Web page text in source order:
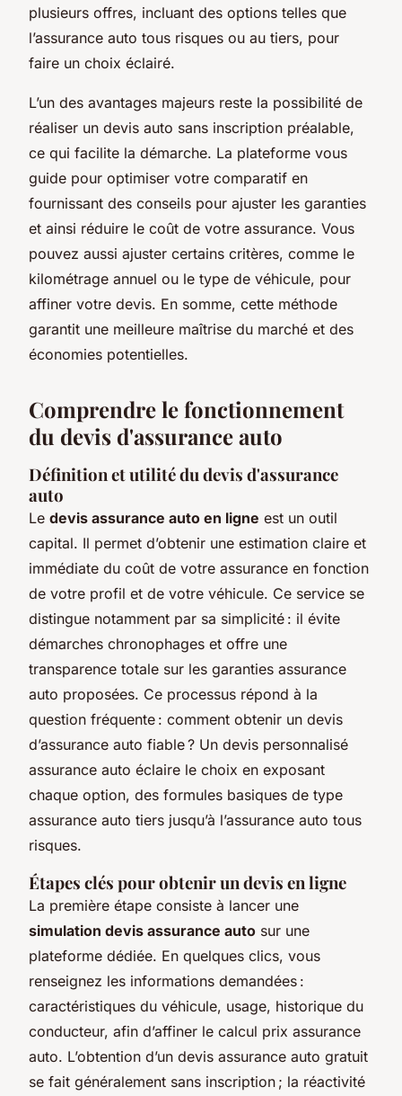
plusieurs offres, incluant des options telles que
l’assurance auto tous risques ou au tiers, pour
faire un choix éclairé.
L’un des avantages majeurs reste la possibilité de
réaliser un devis auto sans inscription préalable,
ce qui facilite la démarche. La plateforme vous
guide pour optimiser votre comparatif en
fournissant des conseils pour ajuster les garanties
et ainsi réduire le coût de votre assurance. Vous
pouvez aussi ajuster certains critères, comme le
kilométrage annuel ou le type de véhicule, pour
affiner votre devis. En somme, cette méthode
garantit une meilleure maîtrise du marché et des
économies potentielles.
Comprendre le fonctionnement
du devis d'assurance auto
Définition et utilité du devis d'assurance
auto
Le devis assurance auto en ligne est un outil
capital. Il permet d’obtenir une estimation claire et
immédiate du coût de votre assurance en fonction
de votre profil et de votre véhicule. Ce service se
distingue notamment par sa simplicité : il évite
démarches chronophages et offre une
transparence totale sur les garanties assurance
auto proposées. Ce processus répond à la
question fréquente : comment obtenir un devis
d’assurance auto fiable ? Un devis personnalisé
assurance auto éclaire le choix en exposant
chaque option, des formules basiques de type
assurance auto tiers jusqu’à l’assurance auto tous
risques.
Étapes clés pour obtenir un devis en ligne
La première étape consiste à lancer une
simulation devis assurance auto sur une
plateforme dédiée. En quelques clics, vous
renseignez les informations demandées :
caractéristiques du véhicule, usage, historique du
conducteur, afin d’affiner le calcul prix assurance
auto. L’obtention d’un devis assurance auto gratuit
se fait généralement sans inscription ; la réactivité